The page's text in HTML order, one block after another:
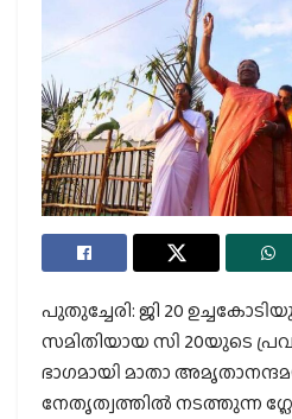
പുതുച്ചേരി: ജി 20
സമിതിയായ സി 20യുടെ
ഭാഗമായി മാതാ
നേതൃത്വത്തിൽ നടത്തുന്ന